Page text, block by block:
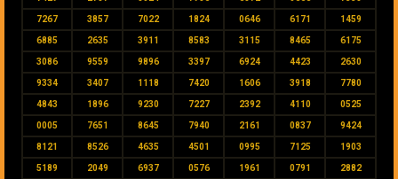
7267 3857 7022 1824 0646 6171 1459
6885 2635 3911 8583 3115 8465 6175
3086 9559 9896 3397 6924 4423 2630
9334 3407 1118 7420 1606 3918 7780
4843 1896 9230 7227 2392 4110 0525
0005 7651 8645 7940 2161 0837 9424
8121 8526 4635 4501 0995 7125 1903
5189 2049 6937 0576 1961 0791 2882